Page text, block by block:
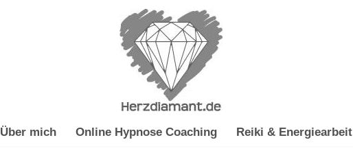
Über mich Online Hypnose Coaching Reiki & Energiearbeit